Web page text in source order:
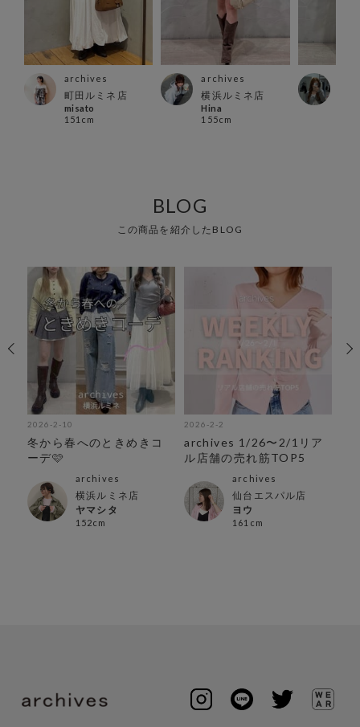
archives
町田ルミネ店
misato
151cm
archives
横浜ルミネ店
Hina
155cm
BLOG
この商品を紹介したBLOG
2026-2-10
冬から春へのときめきコ
ーデ🩷
archives
横浜ルミネ店
ヤマシタ
152cm
2026-2-2
archives 1/26〜2/1リア
ル店舗の売れ筋TOP5
archives
仙台エスパル店
ヨウ
161cm